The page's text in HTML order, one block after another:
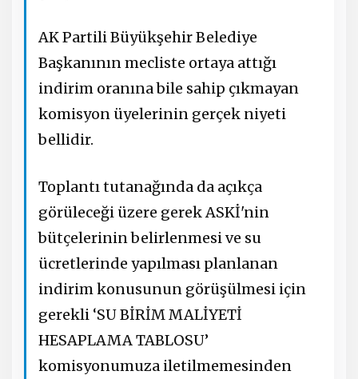
AK Partili Büyükşehir Belediye
Başkanının mecliste ortaya attığı
indirim oranına bile sahip çıkmayan
komisyon üyelerinin gerçek niyeti
bellidir.
Toplantı tutanağında da açıkça
görüleceği üzere gerek ASKİ'nin
bütçelerinin belirlenmesi ve su
ücretlerinde yapılması planlanan
indirim konusunun görüşülmesi için
gerekli ‘SU BİRİM MALİYETİ
HESAPLAMA TABLOSU’
komisyonumuza iletilmemesinden